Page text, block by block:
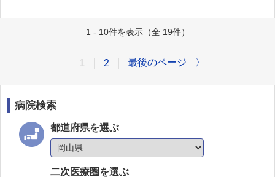
1 - 10件を表示（全 19件）
2 最後のページ 〉
病院検索
都道府県を選ぶ
二次医療圏を選ぶ